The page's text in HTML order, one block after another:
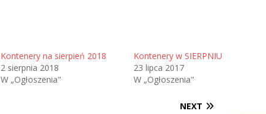
Kontenery na sierpień 2018
2 sierpnia 2018
W „Ogłoszenia"
Kontenery w SIERPNIU
23 lipca 2017
W „Ogłoszenia"
NEXT